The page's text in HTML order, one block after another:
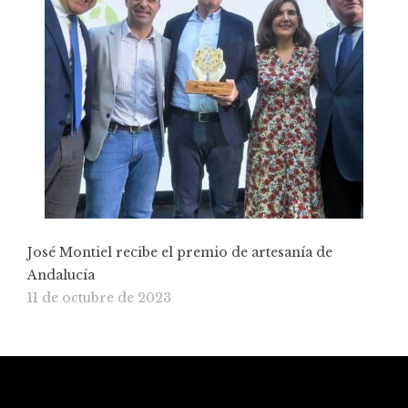
José Montiel recibe el premio de artesanía de
Andalucía
11 de octubre de 2023